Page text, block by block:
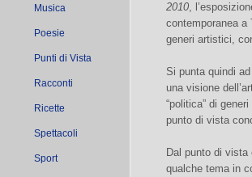
Musica
Poesie
Punti di Vista
Racconti
Ricette
Spettacoli
Sport
2010,
contemporanea a
generi artistici,
Si punta quindi
una visione
“politica” di
punto di vista
Dal punto di
qualche tema in